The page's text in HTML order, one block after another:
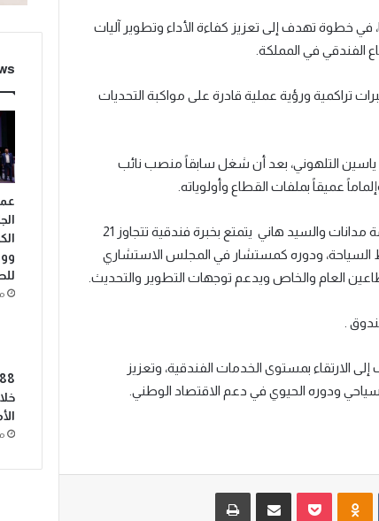
في خطوة تهدف إلى تعزيز كفاءة الأداء وتطوير آليات
الفندقي في المملكة.
تراكمية ورؤية عملية قادرة على مواكبة التحديات
التلهوني، بعد أن شغل سابقاً منصب نائب
عميقاً بملفات القطاع وأولوياته.
كما تم اختيار السيد هاني الدباس نائباً للرئيس خلفا للمهندس أسامة مدانات والسيد هاني يتمتع بخبرة فندقية تتجاوز 21
السياحة، ودوره كمستشار في المجلس الاستشاري
العام والخاص ويدعم توجهات التطوير والتحديث.
.
الارتقاء بمستوى الخدمات الفندقية، وتعزيز
ودوره الحيوي في دعم الاقتصاد الوطني.